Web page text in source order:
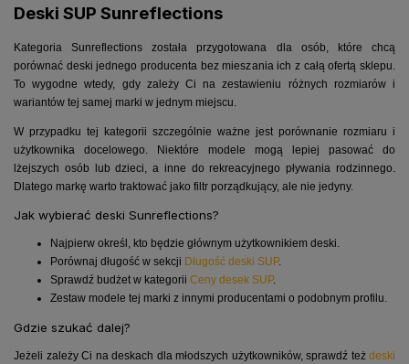
Deski SUP Sunreflections
Kategoria Sunreflections została przygotowana dla osób, które chcą
porównać deski jednego producenta bez mieszania ich z całą ofertą sklepu.
To wygodne wtedy, gdy zależy Ci na zestawieniu różnych rozmiarów i
wariantów tej samej marki w jednym miejscu.
W przypadku tej kategorii szczególnie ważne jest porównanie rozmiaru i
użytkownika docelowego. Niektóre modele mogą lepiej pasować do
lżejszych osób lub dzieci, a inne do rekreacyjnego pływania rodzinnego.
Dlatego markę warto traktować jako filtr porządkujący, ale nie jedyny.
Jak wybierać deski Sunreflections?
Najpierw określ, kto będzie głównym użytkownikiem deski.
Porównaj długość w sekcji Długość deski SUP.
Sprawdź budżet w kategorii Ceny desek SUP.
Zestaw modele tej marki z innymi producentami o podobnym profilu.
Gdzie szukać dalej?
Jeżeli zależy Ci na deskach dla młodszych użytkowników, sprawdź też deski